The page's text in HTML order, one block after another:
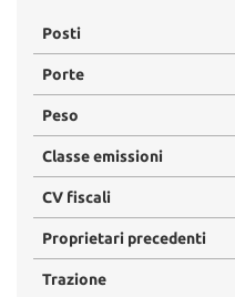
Posti
Porte
Peso
Classe emissioni
CV fiscali
Proprietari precedenti
Trazione